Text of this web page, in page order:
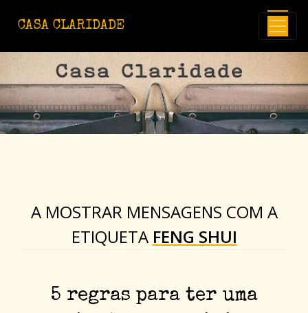
CASA CLARIDADE
A MOSTRAR MENSAGENS COM A
ETIQUETA FENG SHUI
5 regras para ter uma